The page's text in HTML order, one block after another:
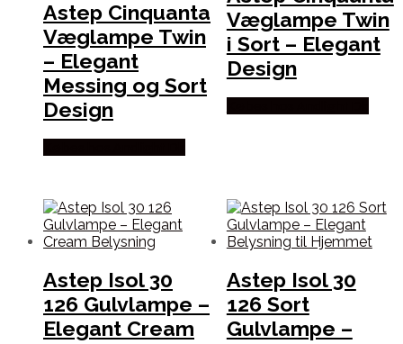
Astep Cinquanta
Væglampe Twin
– Elegant
Messing og Sort
Design
Væglampe Twin
i Sort – Elegant
Design
Astep Isol 30
126 Gulvlampe –
Elegant Cream
Astep Isol 30
126 Sort
Gulvlampe –